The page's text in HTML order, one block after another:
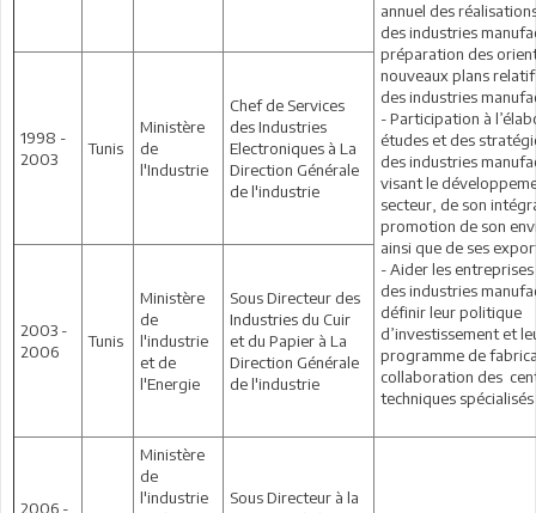
annuel des
des industries
préparation des
nouveaux plans
des industries
- Participation à
études et des
des industries
visant le
secteur, de son
promotion de son
ainsi que de ses
- Aider les
des industries
définir leur politique
d’investissement et
programme de
collaboration des
techniques spécialisés
1998 -
2003
Tunis
Ministère
de
l'Industrie
Chef de Services
des Industries
Electroniques à La
Direction Générale
de l'industrie
2003 -
2006
Tunis
Ministère
de
l'industrie
et de
l'Energie
Sous Directeur des
Industries du Cuir
et du Papier à La
Direction Générale
de l'industrie
2006 -
Ministère
de
l'industrie
Sous Directeur à la